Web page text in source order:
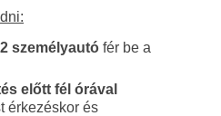
személyautó fér be a
előtt fél órával
érkezéskor és